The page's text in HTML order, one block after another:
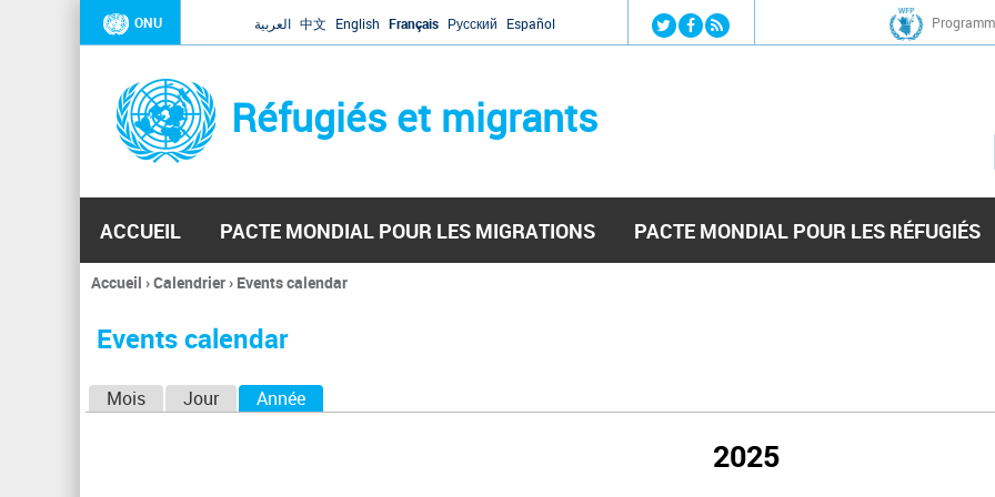
Jump to navigation
ONU العربية 中文 English Français Русский Español
Réfugiés et migrants
ACCUEIL PACTE MONDIAL POUR LES MIGRATIONS PACTE MONDIAL POUR LES RÉFUGIÉS
Vous
ici
Accueil ›Calendrier› Events calendar
Events calendar
Mois Jour Année
2025